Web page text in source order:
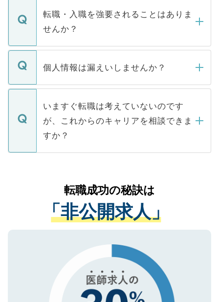
いただきますので、しばらくお待ちくださ
うち約3割は、Webサイトからご覧いただ
けない「非公開求人」です。非公開求人は
下記の理由によって、一般には公開してい
ません。
■応募殺到を避けるため 人気のある医療機
関を公にしてしまうと、応募が殺到する場
に、医療機関が求める条件に合った人材の
みを人材紹介会社に依頼するケースが増え
ています。
転職・入職を強要されることはありま
せんか？
転職・入職を強要することは一切ありませ
ん。また、仮に応募先から内定をいただい
定を承諾する必要はありません。内定先へ
の辞退の連絡はキャリアパートナーが行い
個人情報は漏えいしませんか？
個人情報が漏えいすることはありませんの
で、ご安心ください。当サイトからの登録
などで収集したご登録者様の個人情報は、
ご本人のキャリアアップおよび転職活動の
支援を目的に使用いたします。お預かりし
ているすべての個人データはご本人の許可
は、個人情報の取り扱いについての厳密な
管理基準を満たした事業者のみに付与され
る、プライバシーマークを取得済みです。
で、機密保持に関してもご安心ください。
いますぐ転職は考えていないのです
が、これからのキャリアを相談できま
すか？
かがいして、現在の医療機関の状況や紹介
経験をまじえながら、適切なアドバイスを
させていただきます。すぐにご転職をされ
ない方には、長期的なサポートが可能です
ので、まずはご登録ください。
転職成功の秘訣は
「非公開求人」